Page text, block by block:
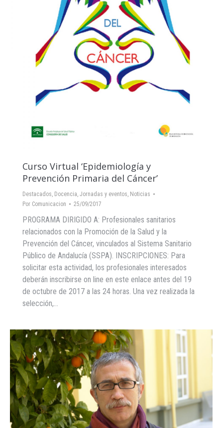
Curso Virtual ‘Epidemiología y
Prevención Primaria del Cáncer’
Destacados, Docencia, Jornadas y eventos, Noticias
Por Comunicacion 25/09/2017
PROGRAMA DIRIGIDO A: Profesionales sanitarios
relacionados con la Promoción de la Salud y la
Prevención del Cáncer, vinculados al Sistema Sanitario
Público de Andalucía (SSPA). INSCRIPCIONES: Para
solicitar esta actividad, los profesionales interesados
deberán inscribirse on line en este enlace antes del 19
de octubre de 2017 a las 24 horas. Una vez realizada la
selección,…